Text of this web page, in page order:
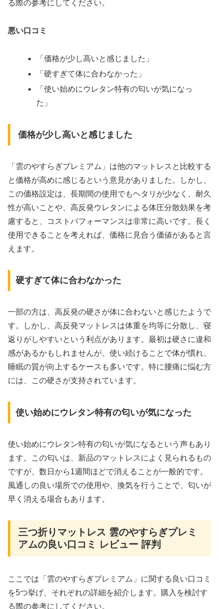
る際の参考にしてください。
悪い口コミ
「価格が少し高いと感じました」
「硬すぎて体に合わなかった」
「使い始めにウレタン特有の匂いが気になっ
た」
価格が少し高いと感じました
「雲のやすらぎプレミアム」は他のマットレスと比較する
と価格が高めに感じるという意見がありました。しかし、
この価格設定は、長期間の使用でもヘタリが少なく、耐久
性が高いことや、高反発ウレタンによる体圧分散効果を考
慮すると、コストパフォーマンスは非常に高いです。長く
使用できることを考えれば、価格に見合う価値があると言
えます。
硬すぎて体に合わなかった
一部の方は、高反発の硬さが体に合わないと感じたようで
す。しかし、高反発マットレスは体重を均等に分散し、寝
返りがしやすいという利点があります。最初は硬さに違和
感があるかもしれませんが、使い続けることで体が慣れ、
睡眠の質が向上するケースも多いです。特に腰痛に悩む方
には、この硬さが支持されています。
使い始めにウレタン特有の匂いが気になった
使い始めにウレタン特有の匂いが気になるという声もあり
ます。この匂いは、新品のマットレスによく見られるもの
ですが、数日から1週間ほどで消えることが一般的です。
風通しの良い場所での使用や、換気を行うことで、匂いが
早く消える場合もあります。
三つ折りマットレス 雲のやすらぎプレミ
アムの良い口コミ レビュー 評判
ここでは「雲のやすらぎプレミアム」に関する良い口コミ
を5つ挙げ、それぞれの詳細を紹介します。購入を検討す
る際の参考にしてください。